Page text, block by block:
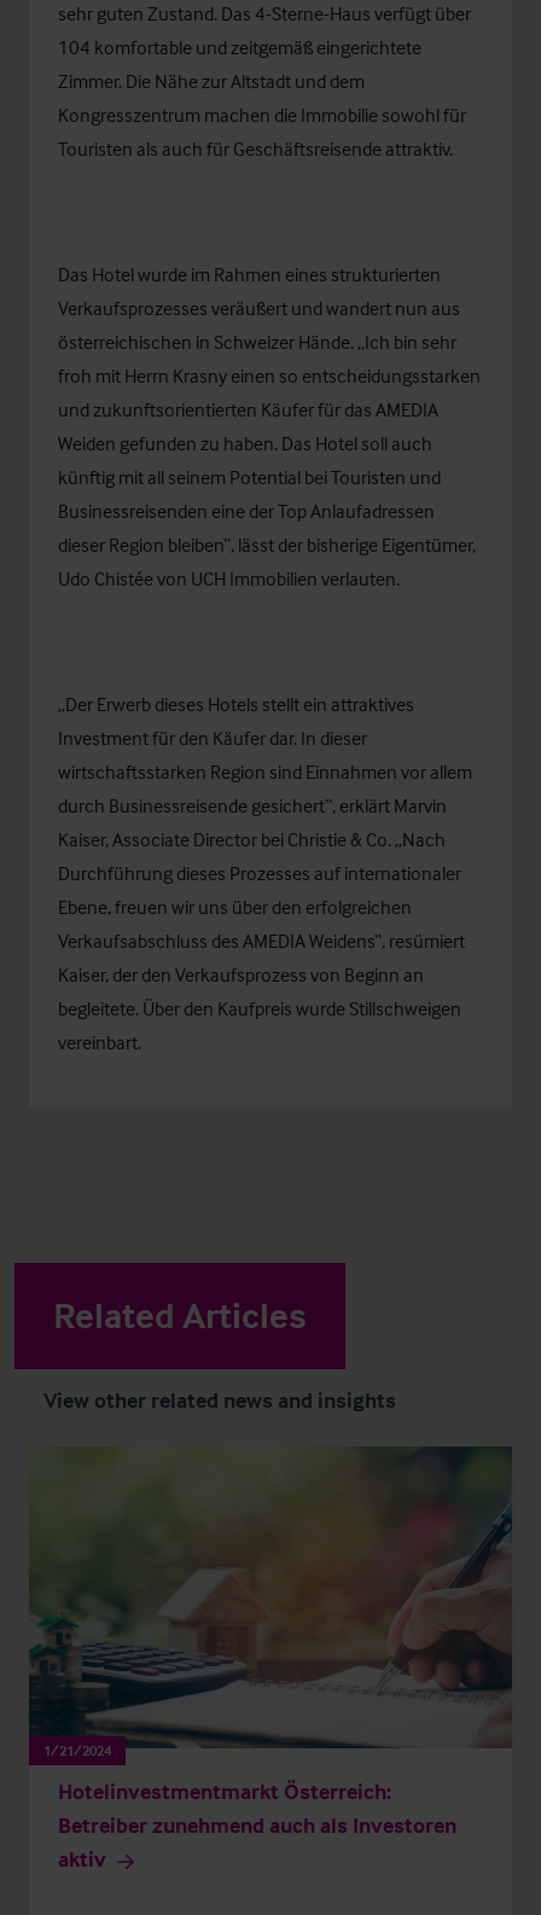
sehr guten Zustand. Das 4-Sterne-Haus verfügt über
104 komfortable und zeitgemäß eingerichtete
Zimmer. Die Nähe zur Altstadt und dem
Kongresszentrum machen die Immobilie sowohl für
Touristen als auch für Geschäftsreisende attraktiv.
Das Hotel wurde im Rahmen eines strukturierten
Verkaufsprozesses veräußert und wandert nun aus
österreichischen in Schweizer Hände. „Ich bin sehr
froh mit Herrn Krasny einen so entscheidungsstarken
und zukunftsorientierten Käufer für das AMEDIA
Weiden gefunden zu haben. Das Hotel soll auch
künftig mit all seinem Potential bei Touristen und
Businessreisenden eine der Top Anlaufadressen
dieser Region bleiben“, lässt der bisherige Eigentümer,
Udo Chistée von UCH Immobilien verlauten.
„Der Erwerb dieses Hotels stellt ein attraktives
Investment für den Käufer dar. In dieser
wirtschaftsstarken Region sind Einnahmen vor allem
durch Businessreisende gesichert“, erklärt Marvin
Kaiser, Associate Director bei Christie & Co. „Nach
Durchführung dieses Prozesses auf internationaler
Ebene, freuen wir uns über den erfolgreichen
Verkaufsabschluss des AMEDIA Weidens“, resümiert
Kaiser, der den Verkaufsprozess von Beginn an
begleitete. Über den Kaufpreis wurde Stillschweigen
vereinbart.
Related Articles
View other related news and insights
1/21/2024
Hotelinvestmentmarkt Österreich:
Betreiber zunehmend auch als Investoren
aktiv